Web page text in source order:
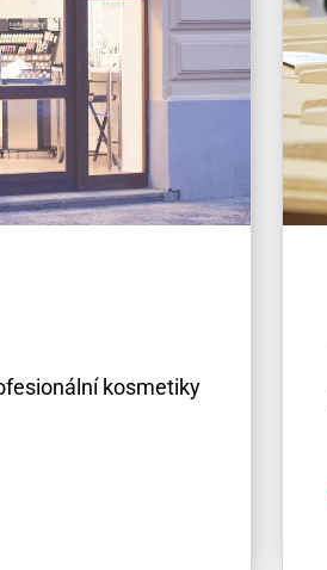
kosmetiky